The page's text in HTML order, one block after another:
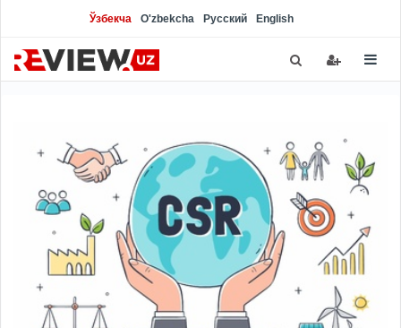
Ўзбекча O'zbekcha Русский English